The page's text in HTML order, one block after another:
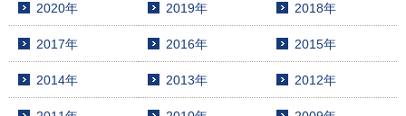
2020年 2019年 2018年
2017年 2016年 2015年
2014年 2013年 2012年